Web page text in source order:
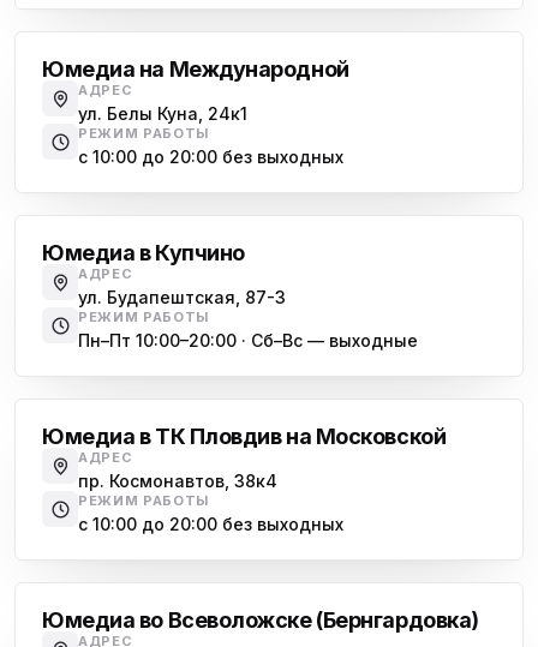
Юмедиа на Международной
АДРЕС
ул. Белы Куна, 24к1
РЕЖИМ РАБОТЫ
с 10:00 до 20:00 без выходных
Юмедиа в Купчино
АДРЕС
ул. Будапештская, 87-3
РЕЖИМ РАБОТЫ
Пн–Пт 10:00–20:00 · Сб–Вс — выходные
Юмедиа в ТК Пловдив на Московской
АДРЕС
пр. Космонавтов, 38к4
РЕЖИМ РАБОТЫ
с 10:00 до 20:00 без выходных
Юмедиа во Всеволожске (Бернгардовка)
АДРЕС